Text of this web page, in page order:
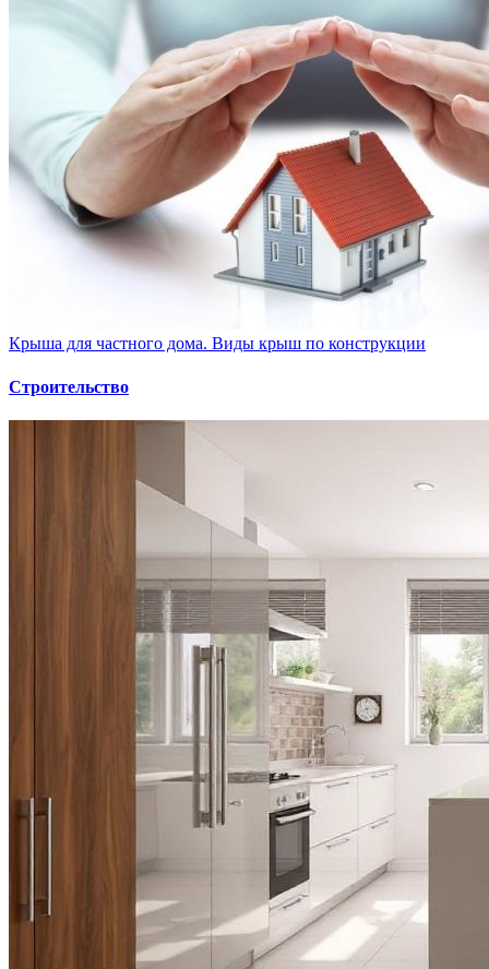
Крыша для частного дома. Виды крыш по конструкции
Строительство